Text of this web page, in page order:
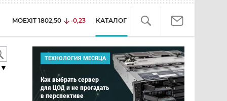
MOEXIT 1802,50 -0,23 КАТАЛОГ
ТЕХНОЛОГИЯ МЕСЯЦА
Как выбрать сервер
для ЦОД и не прогадать
в перспективе